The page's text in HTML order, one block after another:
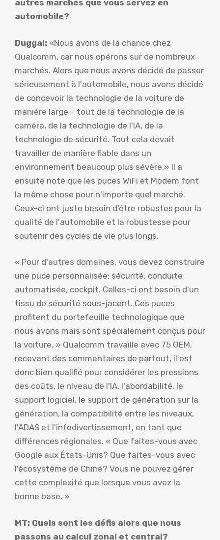
autres marchés que vous servez en
automobile?
Duggal: «Nous avons de la chance chez
Qualcomm, car nous opérons sur de nombreux
marchés. Alors que nous avons décidé de passer
sérieusement à l'automobile, nous avons décidé
de concevoir la technologie de la voiture de
manière large – tout de la technologie de la
caméra, de la technologie de l'IA, de la
technologie de sécurité. Tout cela devait
travailler de manière fiable dans un
environnement beaucoup plus sévère.» Il a
ensuite noté que les puces WiFi et Modem font
la même chose pour n'importe quel marché.
Ceux-ci ont juste besoin d'être robustes pour la
qualité de l'automobile et la robustesse pour
soutenir des cycles de vie plus longs.
« Pour d'autres domaines, vous devez construire
une puce personnalisée: sécurité, conduite
automatisée, cockpit. Celles-ci ont besoin d'un
tissu de sécurité sous-jacent. Ces puces
profitent du portefeuille technologique que
nous avons mais sont spécialement conçus pour
la voiture. » Qualcomm travaille avec 75 OEM,
recevant des commentaires de partout, il est
donc bien qualifié pour considérer les pressions
des coûts, le niveau de l'IA, l'abordabilité, le
support logiciel, le support de génération sur la
génération, la compatibilité entre les niveaux,
l'ADAS et l'infodivertissement, en tant que
différences régionales. « Que faites-vous avec
Google aux États-Unis? Que faites-vous avec
l'écosystème de Chine? Vous ne pouvez gérer
cette complexité que lorsque vous avez la
bonne base. »
MT: Quels sont les défis alors que nous
passons au calcul zonal et central?